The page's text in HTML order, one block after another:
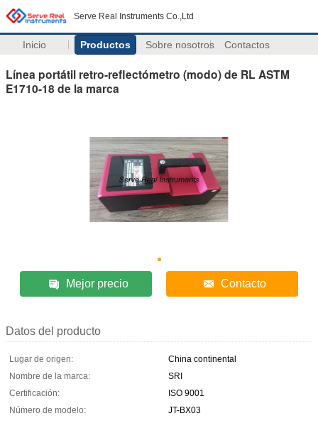
Serve Real Instruments Co.,Ltd
Inicio Productos Sobre nosotros Contactos
Línea portátil retro-reflectómetro (modo) de RL ASTM
E1710-18 de la marca
Mejor precio Contacto
Datos del producto
Lugar de origen:
China continental
Nombre de la marca:
SRI
Certificación:
ISO 9001
Número de modelo:
JT-BX03